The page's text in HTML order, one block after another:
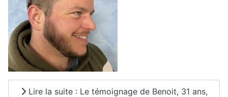
Lire la suite : Le témoignage de Benoit, 31 ans,